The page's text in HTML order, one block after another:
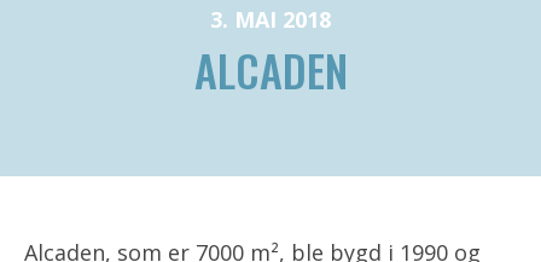
3. MAI 2018
ALCADEN
Alcaden, som er 7000 m², ble bygd i 1990 og